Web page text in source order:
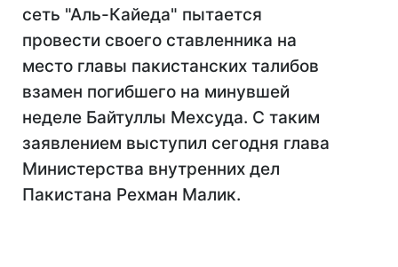
сеть "Аль-Кайеда" пытается
провести своего ставленника на
место главы пакистанских талибов
взамен погибшего на минувшей
неделе Байтуллы Мехсуда. С таким
заявлением выступил сегодня глава
Министерства внутренних дел
Пакистана Рехман Малик.